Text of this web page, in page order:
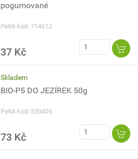
pogumované
PeMi kód: 714612
37 Kč
Skladem
BIO-P5 DO JEZÍREK 50g
PeMi kód: 520405
73 Kč